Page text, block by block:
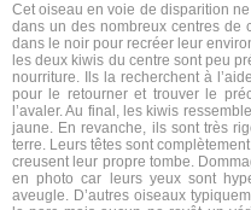
Cet oiseau en voie de disparition
dans un des nombreux centres de
dans le noir pour recréer leur
les deux kiwis du centre sont peu
nourriture. Ils la recherchent à
pour le retourner et trouver le
l’avaler. Au final, les kiwis
jaune. En revanche, ils sont très
terre. Leurs têtes sont
creusent leur propre tombe.
en photo car leurs yeux sont
aveugle. D’autres oiseaux